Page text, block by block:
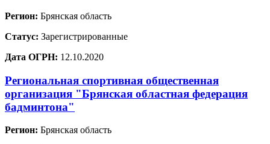
Регион: Брянская область
Статус: Зарегистрированные
Дата ОГРН: 12.10.2020
Региональная спортивная общественная
организация "Брянская областная федерация
бадминтона"
Регион: Брянская область